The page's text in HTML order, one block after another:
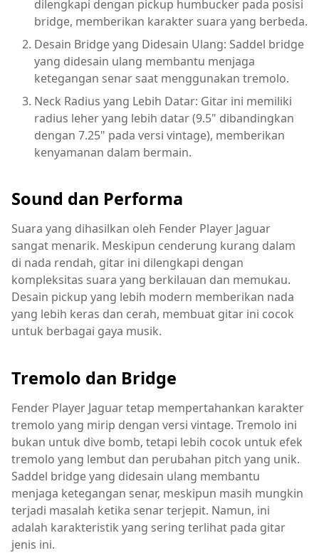
dilengkapi dengan pickup humbucker pada posisi
bridge, memberikan karakter suara yang berbeda.
Desain Bridge yang Didesain Ulang: Saddel bridge
yang didesain ulang membantu menjaga
ketegangan senar saat menggunakan tremolo.
Neck Radius yang Lebih Datar: Gitar ini memiliki
radius leher yang lebih datar (9.5" dibandingkan
dengan 7.25" pada versi vintage), memberikan
kenyamanan dalam bermain.
Sound dan Performa
Suara yang dihasilkan oleh Fender Player Jaguar
sangat menarik. Meskipun cenderung kurang dalam
di nada rendah, gitar ini dilengkapi dengan
kompleksitas suara yang berkilauan dan memukau.
Desain pickup yang lebih modern memberikan nada
yang lebih keras dan cerah, membuat gitar ini cocok
untuk berbagai gaya musik.
Tremolo dan Bridge
Fender Player Jaguar tetap mempertahankan karakter
tremolo yang mirip dengan versi vintage. Tremolo ini
bukan untuk dive bomb, tetapi lebih cocok untuk efek
tremolo yang lembut dan perubahan pitch yang unik.
Saddel bridge yang didesain ulang membantu
menjaga ketegangan senar, meskipun masih mungkin
terjadi masalah ketika senar terjepit. Namun, ini
adalah karakteristik yang sering terlihat pada gitar
jenis ini.